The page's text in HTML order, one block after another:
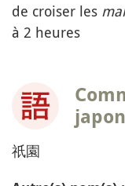
de croiser les
à 2 heures
祇園